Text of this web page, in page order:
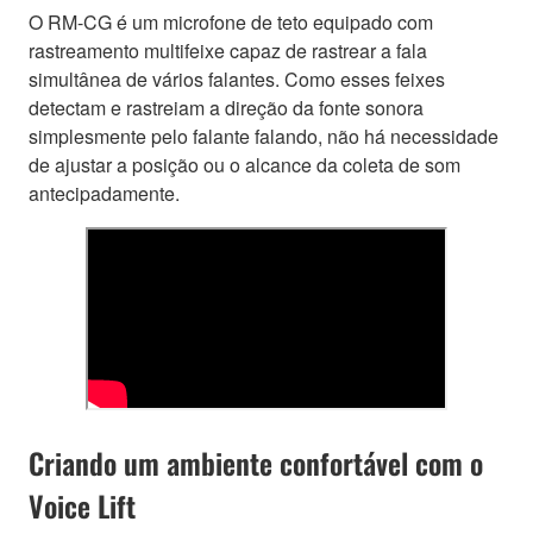
O RM-CG é um microfone de teto equipado com
rastreamento multifeixe capaz de rastrear a fala
simultânea de vários falantes. Como esses feixes
detectam e rastreiam a direção da fonte sonora
simplesmente pelo falante falando, não há necessidade
de ajustar a posição ou o alcance da coleta de som
antecipadamente.
Criando um ambiente confortável com o
Voice Lift